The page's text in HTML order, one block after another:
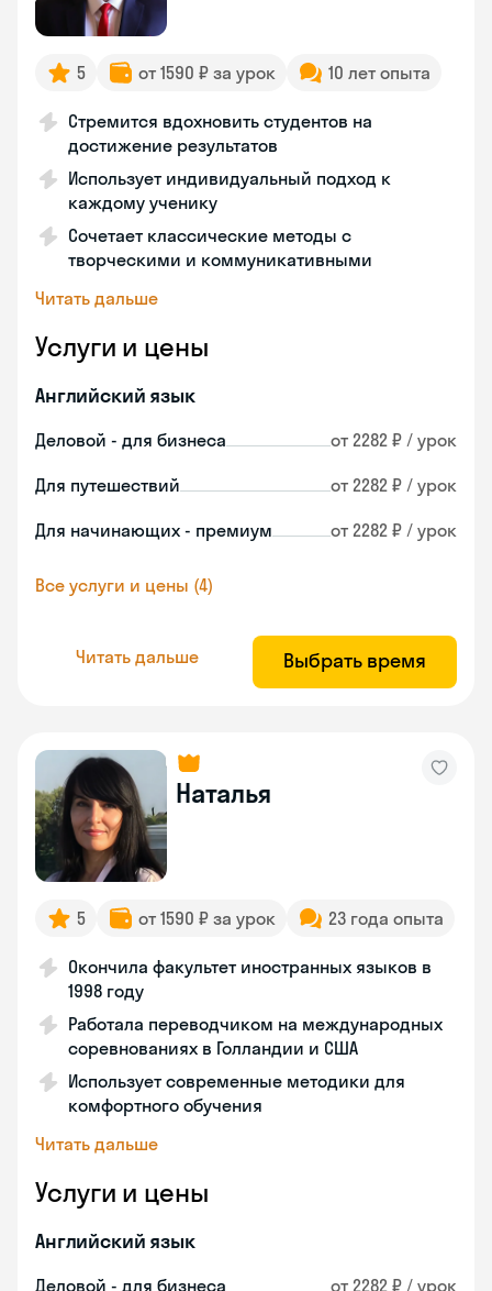
5 от 1590 ₽ за урок 10 лет опыта
Стремится вдохновить студентов на
достижение результатов
Использует индивидуальный подход к
каждому ученику
Сочетает классические методы с
творческими и коммуникативными
Читать дальше
Услуги и цены
Английский язык
Деловой - для бизнеса от 2282 ₽ / урок
Для путешествий от 2282 ₽ / урок
Для начинающих - премиум от 2282 ₽ / урок
Все услуги и цены (4)
Читать дальше Выбрать время
Наталья
5 от 1590 ₽ за урок 23 года опыта
Окончила факультет иностранных языков в
1998 году
Работала переводчиком на международных
соревнованиях в Голландии и США
Использует современные методики для
комфортного обучения
Читать дальше
Услуги и цены
Английский язык
Деловой - для бизнеса от 2282 ₽ / урок